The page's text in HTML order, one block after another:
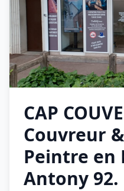
CAP
Couvreur
Peintre en
Antony 92.